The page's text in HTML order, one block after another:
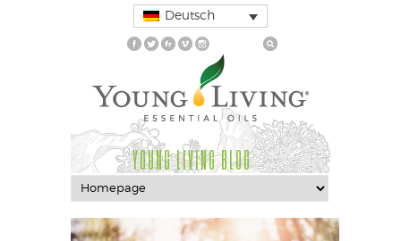
Deutsch
YOUNG LIVING BLOG